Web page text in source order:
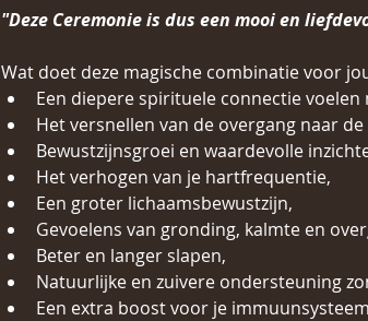
"Deze Ceremonie is dus een mooi en
Wat doet deze magische combinatie voor
Een diepere spirituele connectie voelen
Het versnellen van de overgang naar
Bewustzijnsgroei en waardevolle
Het verhogen van je hartfrequentie,
Een groter lichaamsbewustzijn,
Gevoelens van gronding, kalmte en
Beter en langer slapen,
Natuurlijke en zuivere ondersteuning
Een extra boost voor je